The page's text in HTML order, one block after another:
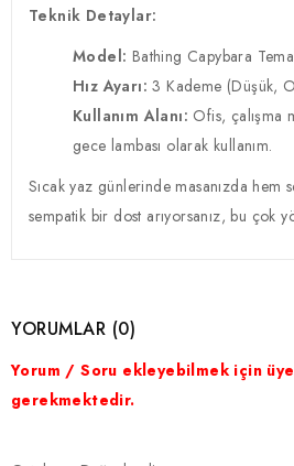
Teknik Detaylar:
Model: Bathing Capybara
Hız Ayarı: 3 Kademe (Düşük,
Kullanım Alanı: Ofis, çalışma
gece lambası olarak kullanım.
Sıcak yaz günlerinde masanızda hem
sempatik bir dost arıyorsanız, bu çok
YORUMLAR (0)
Yorum / Soru ekleyebilmek için üye
gerekmektedir.